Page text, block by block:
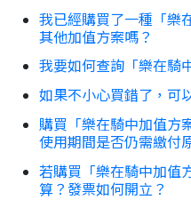
我已經購買了一種「樂
其他加值方案嗎？
我要如何查詢「樂在騎
如果不小心買錯了，可
購買「樂在騎中加值方
使用期間是否仍需繳付
若購買「樂在騎中加值
算？發票如何開立？